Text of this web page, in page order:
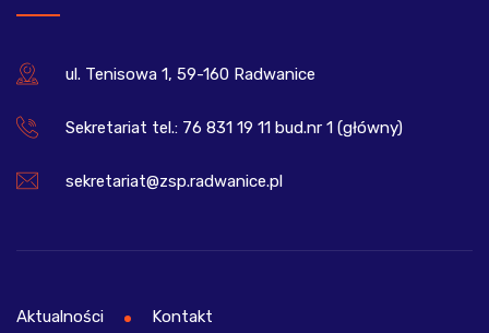
ul. Tenisowa 1, 59-160 Radwanice
Sekretariat tel.: 76 831 19 11 bud.nr 1 (główny)
sekretariat@zsp.radwanice.pl
Aktualności Kontakt